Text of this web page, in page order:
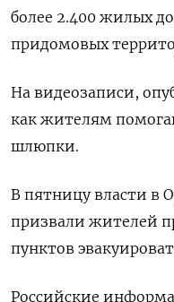
более 2.400 жилых
придомовых
На видеозаписи,
как жителям
шлюпки.
В пятницу власти в
призвали жителей
пунктов
Российские